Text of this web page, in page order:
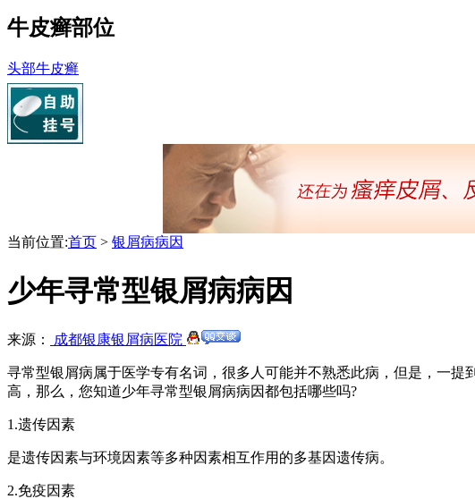
牛皮癣部位
头部牛皮癣
当前位置:首页 > 银屑病病因
少年寻常型银屑病病因
来源： 成都银康银屑病医院
寻常型银屑病属于医学专有名词，很多人可能并不熟悉此病，但是，一
高，那么，您知道少年寻常型银屑病病因都包括哪些吗?
1.遗传因素
是遗传因素与环境因素等多种因素相互作用的多基因遗传病。
2.免疫因素